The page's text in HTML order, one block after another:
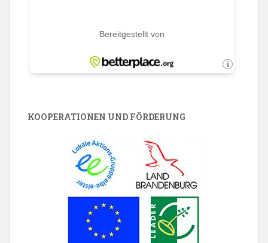
KOOPERATIONEN UND FÖRDERUNG